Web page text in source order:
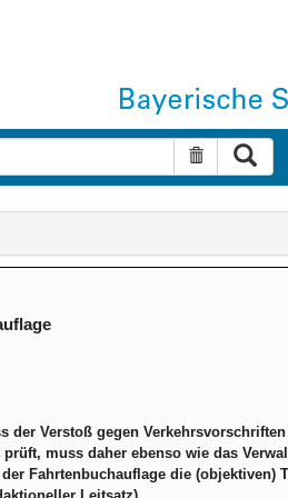
Suche
der Verstoß gegen
muss daher ebenso wie das
Fahrtenbuchauflage die (objektiven)